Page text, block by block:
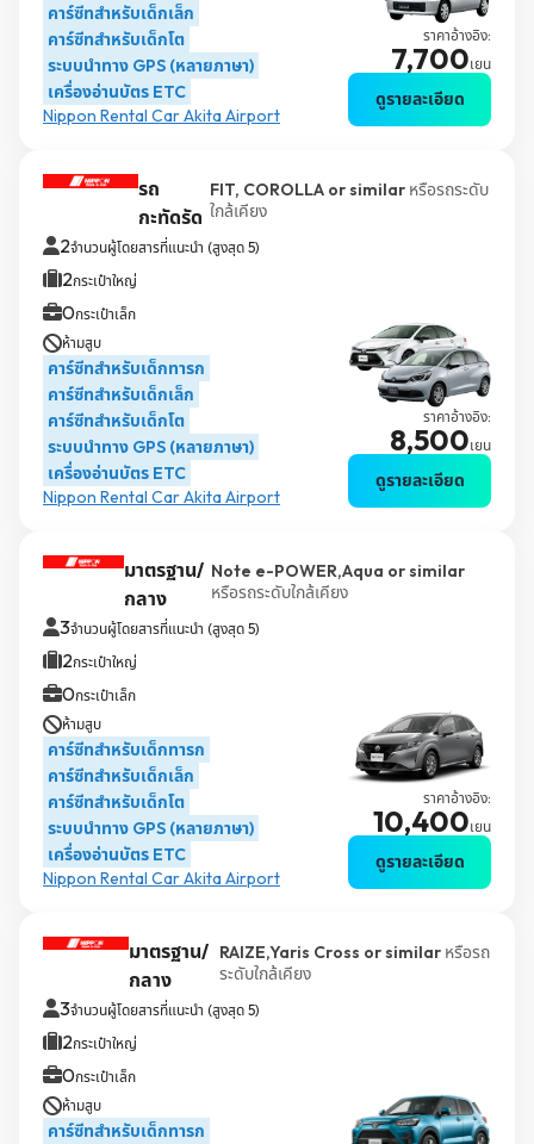
คาร์ซีทสำหรับเด็กเล็ก
คาร์ซีทสำหรับเด็กโต
ระบบนำทาง GPS (หลายภาษา)
เครื่องอ่านบัตร ETC
Nippon Rental Car Akita Airport
ราคาอ้างอิง:
7,700เยน
ดูรายละเอียด
รถ
กะทัดรัด
FIT, COROLLA or similar หรือรถระดับ
ใกล้เคียง
2จำนวนผู้โดยสารที่แนะนำ (สูงสุด 5)
2กระเป๋าใหญ่
0กระเป๋าเล็ก
ห้ามสูบ
คาร์ซีทสำหรับเด็กทารก
คาร์ซีทสำหรับเด็กเล็ก
คาร์ซีทสำหรับเด็กโต
ระบบนำทาง GPS (หลายภาษา)
เครื่องอ่านบัตร ETC
Nippon Rental Car Akita Airport
ราคาอ้างอิง:
8,500เยน
ดูรายละเอียด
มาตรฐาน/
กลาง
Note e-POWER,Aqua or similar
หรือรถระดับใกล้เคียง
3จำนวนผู้โดยสารที่แนะนำ (สูงสุด 5)
2กระเป๋าใหญ่
0กระเป๋าเล็ก
ห้ามสูบ
คาร์ซีทสำหรับเด็กทารก
คาร์ซีทสำหรับเด็กเล็ก
คาร์ซีทสำหรับเด็กโต
ระบบนำทาง GPS (หลายภาษา)
เครื่องอ่านบัตร ETC
Nippon Rental Car Akita Airport
ราคาอ้างอิง:
10,400เยน
ดูรายละเอียด
มาตรฐาน/
กลาง
RAIZE,Yaris Cross or similar หรือรถ
ระดับใกล้เคียง
3จำนวนผู้โดยสารที่แนะนำ (สูงสุด 5)
2กระเป๋าใหญ่
0กระเป๋าเล็ก
ห้ามสูบ
คาร์ซีทสำหรับเด็กทารก